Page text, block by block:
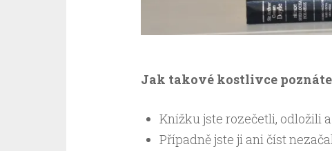
Jak takové kostlivce
Knížku jste rozečetli, odložili
Případně jste ji ani číst